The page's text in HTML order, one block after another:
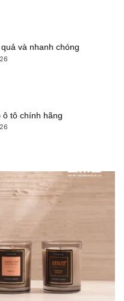
và nhanh chóng
tô chính hãng